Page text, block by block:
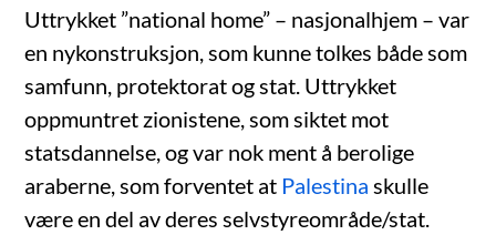
Uttrykket ”national home” – nasjonalhjem – var
en nykonstruksjon, som kunne tolkes både som
samfunn, protektorat og stat. Uttrykket
oppmuntret zionistene, som siktet mot
statsdannelse, og var nok ment å berolige
araberne, som forventet at Palestina skulle
være en del av deres selvstyreområde/stat.